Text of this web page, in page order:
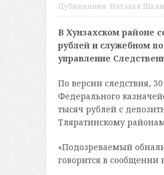
Публикация: Наталья
В Хунзахском районе
рублей и служебном
управление
По версии следствия,
Федерального
тысяч рублей с
Тляратинскому
«Подозреваемый
говорится в сообщении